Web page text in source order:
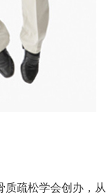
质疏松学会创办，从